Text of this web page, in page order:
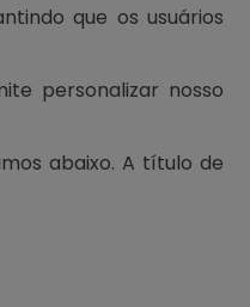
que os usuários
personalizar nosso
abaixo. A título de